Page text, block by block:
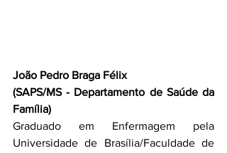
João Pedro Braga Félix
(SAPS/MS - Departamento de Saúde da
Família)
Graduado em Enfermagem pela
Universidade de Brasília/Faculdade de